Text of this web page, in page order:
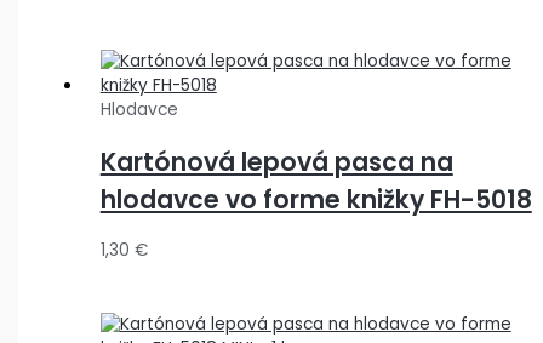
Hlodavce
Kartónová lepová pasca na
hlodavce vo forme knižky FH-5018
1,30 €